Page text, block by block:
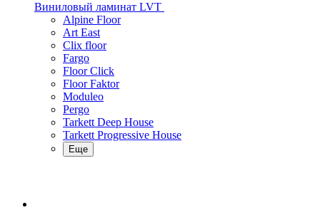
Виниловый ламинат LVT
Alpine Floor
Art East
Clix floor
Fargo
Floor Click
Floor Faktor
Moduleo
Pergo
Tarkett Deep House
Tarkett Progressive House
Еще